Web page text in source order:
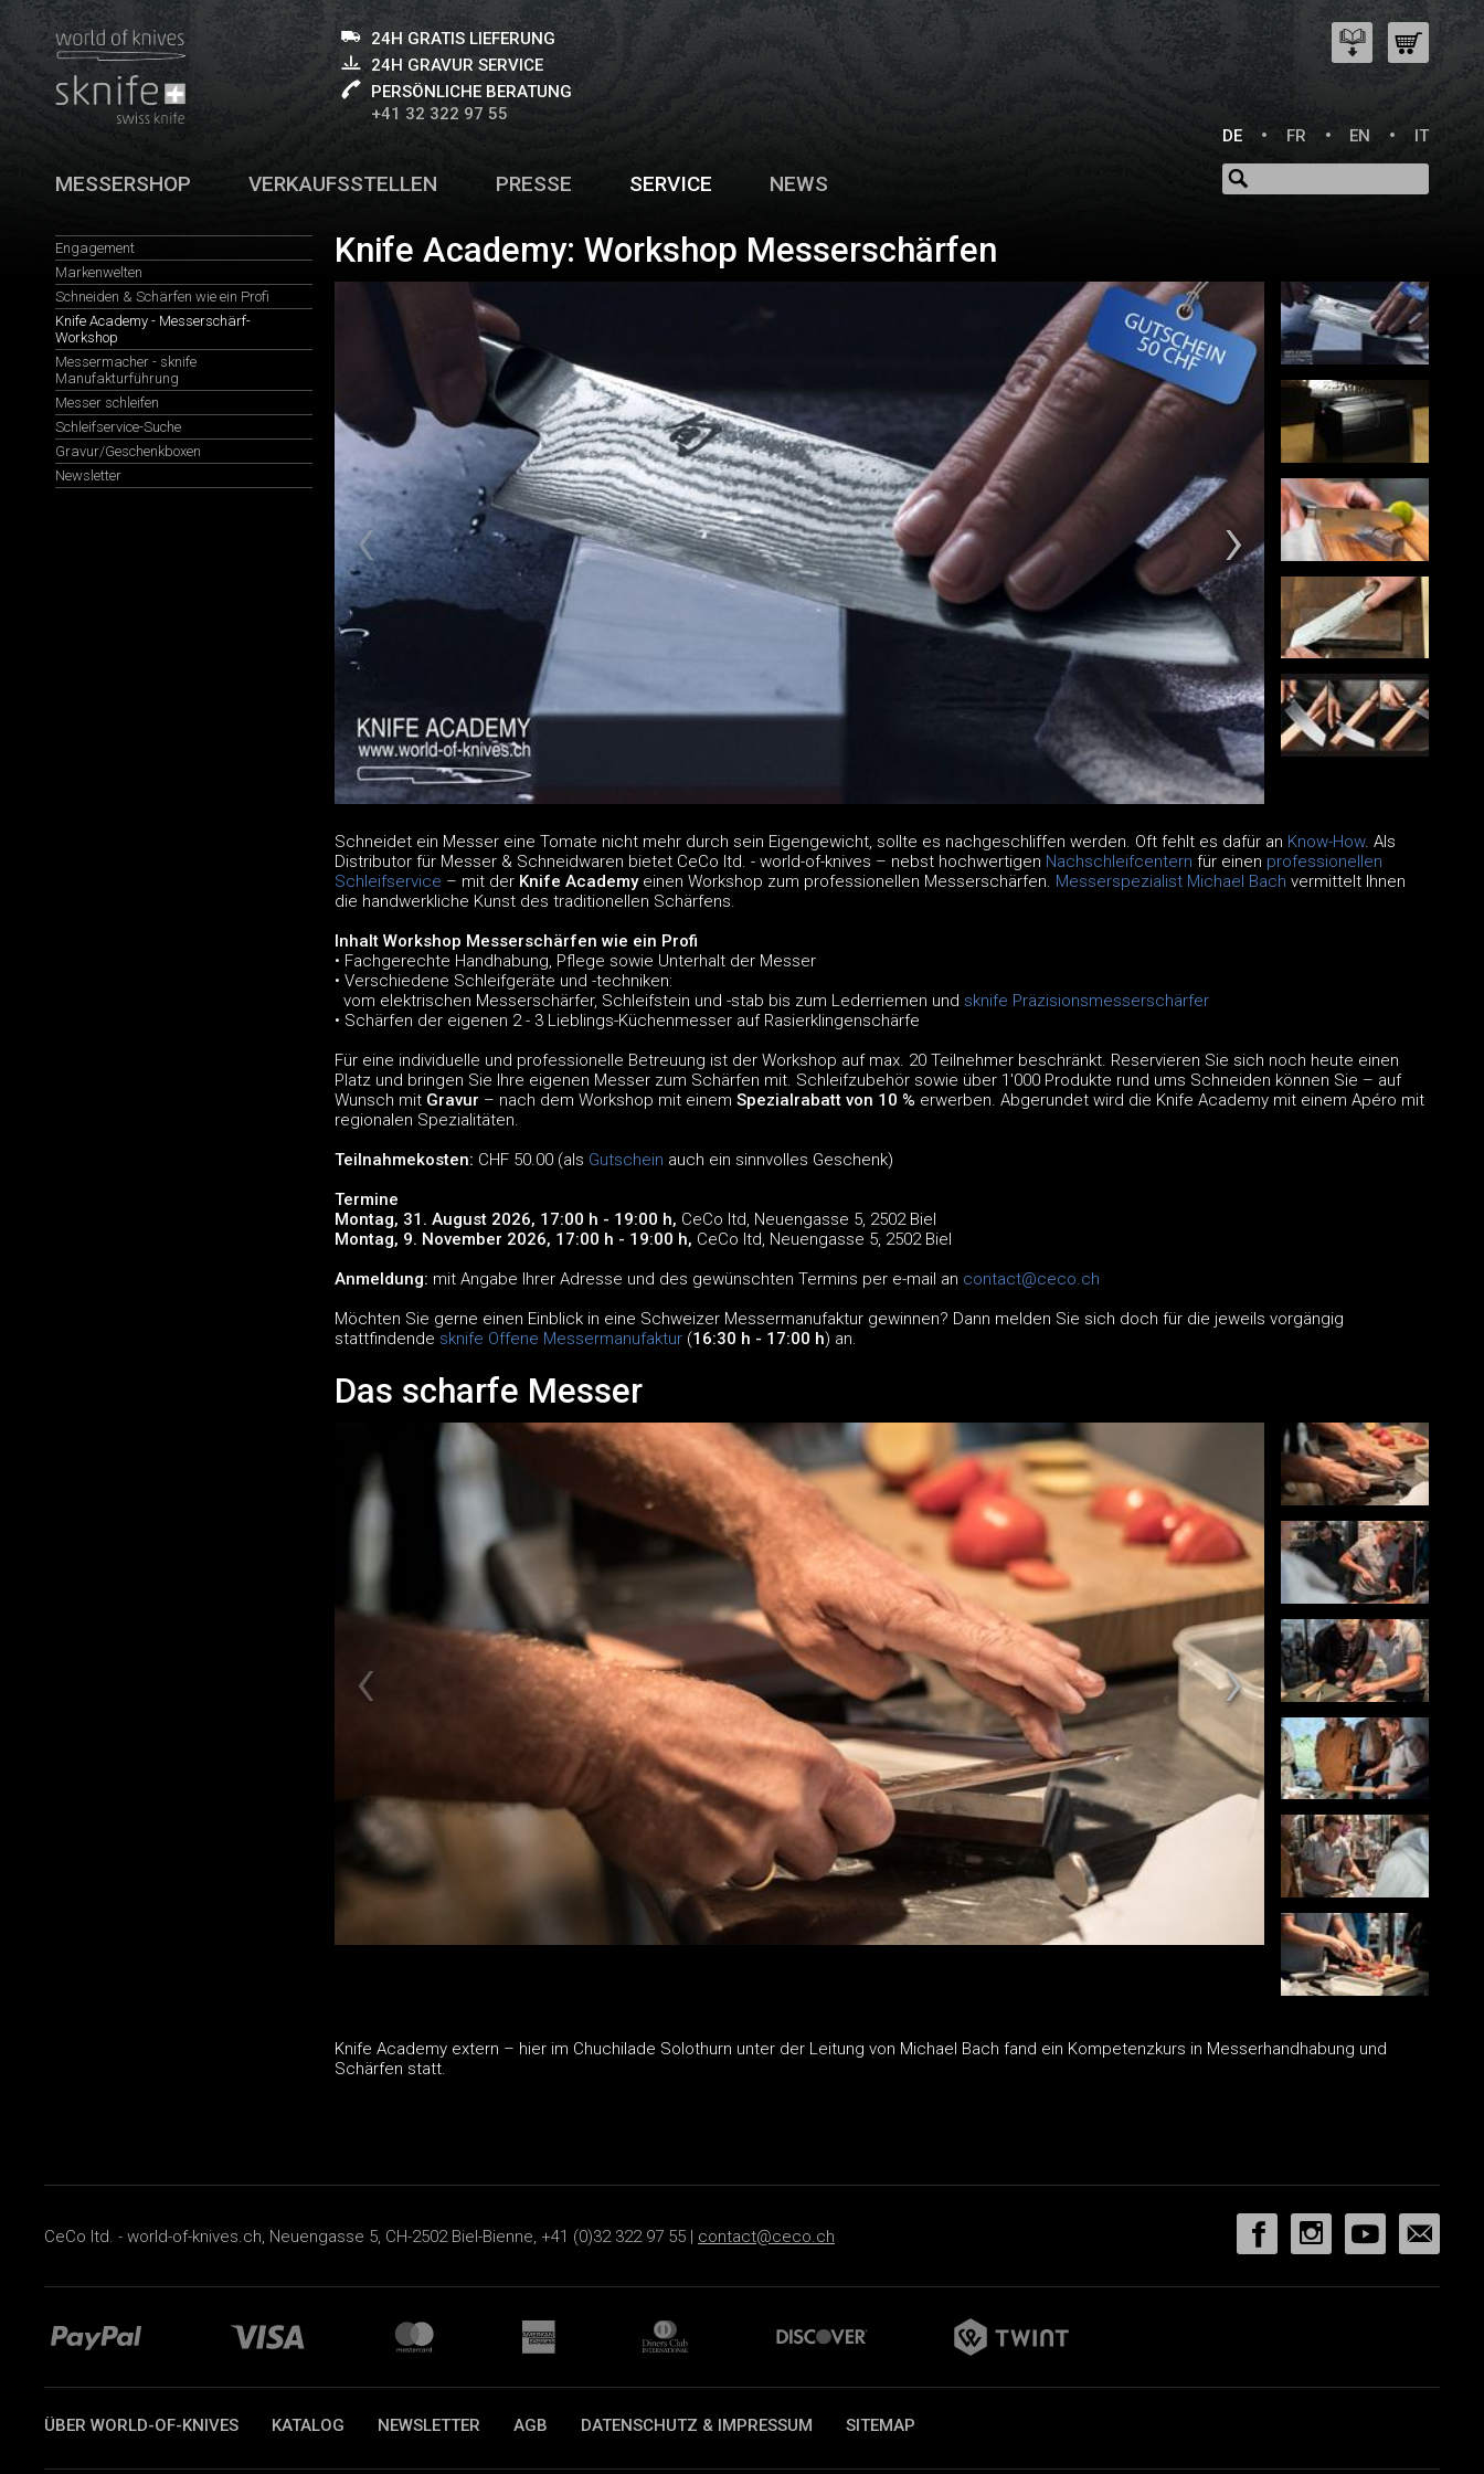
24H GRATIS LIEFERUNG
24H GRAVUR SERVICE
PERSÖNLICHE BERATUNG
+41 32 322 97 55
DE
FR EN IT
MESSERSHOP VERKAUFSSTELLEN PRESSE SERVICE NEWS
Engagement
Markenwelten
Schneiden & Schärfen wie ein Profi
Knife Academy - Messerschärf-
Workshop
Messermacher - sknife
Manufakturführung
Messer schleifen
Schleifservice-Suche
Gravur/Geschenkboxen
Newsletter
Knife Academy: Workshop Messerschärfen
Schneidet ein Messer eine Tomate nicht mehr durch sein Eigengewicht, sollte es nachgeschliffen werden. Oft fehlt es dafür an Know-How. Als
Distributor für Messer & Schneidwaren bietet CeCo ltd. - world-of-knives – nebst hochwertigen Nachschleifcentern für einen professionellen
Schleifservice – mit der Knife Academyeinen Workshop zum professionellen Messerschärfen. Messerspezialist Michael Bach vermittelt Ihnen
die handwerkliche Kunst des traditionellen Schärfens.
Inhalt Workshop Messerschärfen wie ein Profi
• Fachgerechte Handhabung, Pflege sowie Unterhalt der Messer
• Verschiedene Schleifgeräte und -techniken:
vom elektrischen Messerschärfer, Schleifstein und -stab bis zum Lederriemen und sknife Präzisionsmesserschärfer
• Schärfen der eigenen 2 - 3 Lieblings-Küchenmesser auf Rasierklingenschärfe
Für eine individuelle und professionelle Betreuung ist der Workshop auf max. 20 Teilnehmer beschränkt. Reservieren Sie sich noch heute einen
Platz und bringen Sie Ihre eigenen Messer zum Schärfen mit. Schleifzubehör sowie über 1'000 Produkte rund ums Schneiden können Sie – auf
Wunsch mit Gravur – nach dem Workshop mit einem Spezialrabatt von 10 % erwerben. Abgerundet wird die Knife Academy mit einem Apéro mit
regionalen Spezialitäten.
Teilnahmekosten: CHF 50.00 (als Gutschein auch ein sinnvolles Geschenk)
Termine
Montag, 31. August 2026, 17:00 h - 19:00 h, CeCo ltd, Neuengasse 5, 2502 Biel
Montag, 9. November 2026, 17:00 h - 19:00 h, CeCo ltd, Neuengasse 5, 2502 Biel
Anmeldung: mit Angabe Ihrer Adresse und des gewünschten Termins per e-mail an contact@ceco.ch
Möchten Sie gerne einen Einblick in eine Schweizer Messermanufaktur gewinnen? Dann melden Sie sich doch für die jeweils vorgängig
stattfindende sknife Offene Messermanufaktur(16:30 h - 17:00 h) an.
Das scharfe Messer
Knife Academy extern – hier im Chuchilade Solothurn unter der Leitung von Michael Bach fand ein Kompetenzkurs in Messerhandhabung und
Schärfen statt.
CeCo ltd. - world-of-knives.ch, Neuengasse 5, CH-2502 Biel-Bienne, +41 (0)32 322 97 55 | contact@ceco.ch
ÜBER WORLD-OF-KNIVES KATALOG NEWSLETTER AGB DATENSCHUTZ & IMPRESSUM SITEMAP